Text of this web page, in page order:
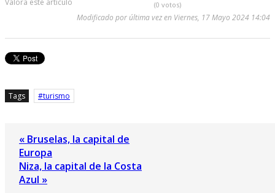
(0 votos)
Modificado por última vez en Viernes, 17 Mayo 2024 14:04
Tags turismo
« Bruselas, la capital de
Europa
Niza, la capital de la Costa
Azul »